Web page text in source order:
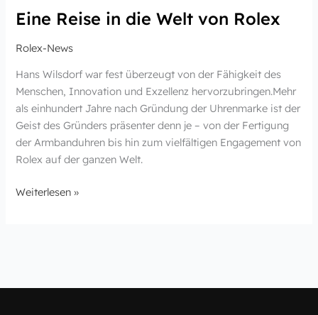
Eine Reise in die Welt von Rolex
Rolex-News
Hans Wilsdorf war fest überzeugt von der Fähigkeit des
Menschen, Innovation und Exzellenz hervorzubringen.Mehr
als einhundert Jahre nach Gründung der Uhrenmarke ist der
Geist des Gründers präsenter denn je – von der Fertigung
der Armbanduhren bis hin zum vielfältigen Engagement von
Rolex auf der ganzen Welt.
Weiterlesen »